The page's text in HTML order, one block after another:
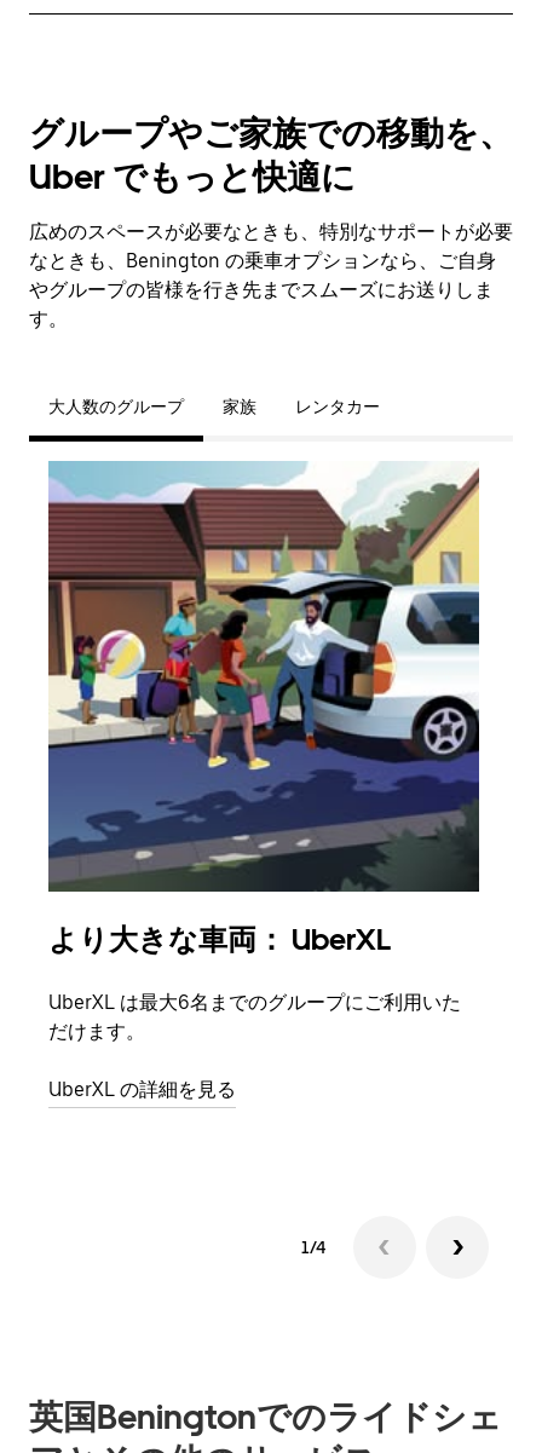
グループやご家族での移動を、
Uber でもっと快適に
広めのスペースが必要なときも、特別なサポートが必要
なときも、Benington の乗車オプションなら、ご自身
やグループの皆様を行き先までスムーズにお送りしま
す。
大人数のグループ 家族 レンタカー
より大きな車両： UberXL
UberXL は最大6名までのグループにご利用いた
だけます。
UberXL の詳細を見る
1/4
英国Beningtonでのライドシェ